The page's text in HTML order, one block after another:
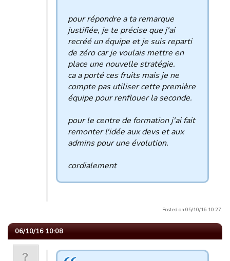
pour répondre a ta remarque
justifiée, je te précise que j'ai
recréé un équipe et je suis reparti
de zéro car je voulais mettre en
place une nouvelle stratégie.
ca a porté ces fruits mais je ne
compte pas utiliser cette première
équipe pour renflouer la seconde.
pour le centre de formation j'ai fait
remonter l'idée aux devs et aux
admins pour une évolution.
cordialement
Posted on 05/10/16 10:27.
06/10/16 10:08